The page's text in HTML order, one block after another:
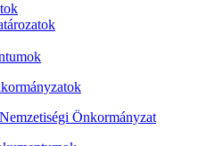
Önkormányzat